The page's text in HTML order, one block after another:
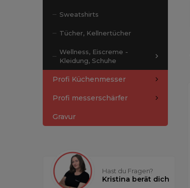
Sweatshirts
Tücher, Kellnertücher
Wellness, Eiscreme -
Kleidung, Schuhe
Profi Küchenmesser
Profi messerschärfer
Gravur
Hast du Fragen?
Kristina berät dich